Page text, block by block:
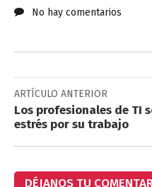
No hay comentarios
ARTÍCULO ANTERIOR
Los profesionales de TI
estrés por su trabajo
DÉJANOS TU